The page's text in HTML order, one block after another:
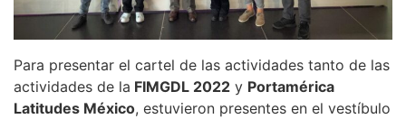
Para presentar el cartel de las actividades tanto de las
actividades de la FIMGDL 2022 y Portamérica
Latitudes México, estuvieron presentes en el vestíbulo